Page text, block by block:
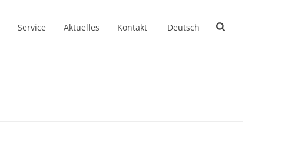
Service Aktuelles Kontakt Deutsch